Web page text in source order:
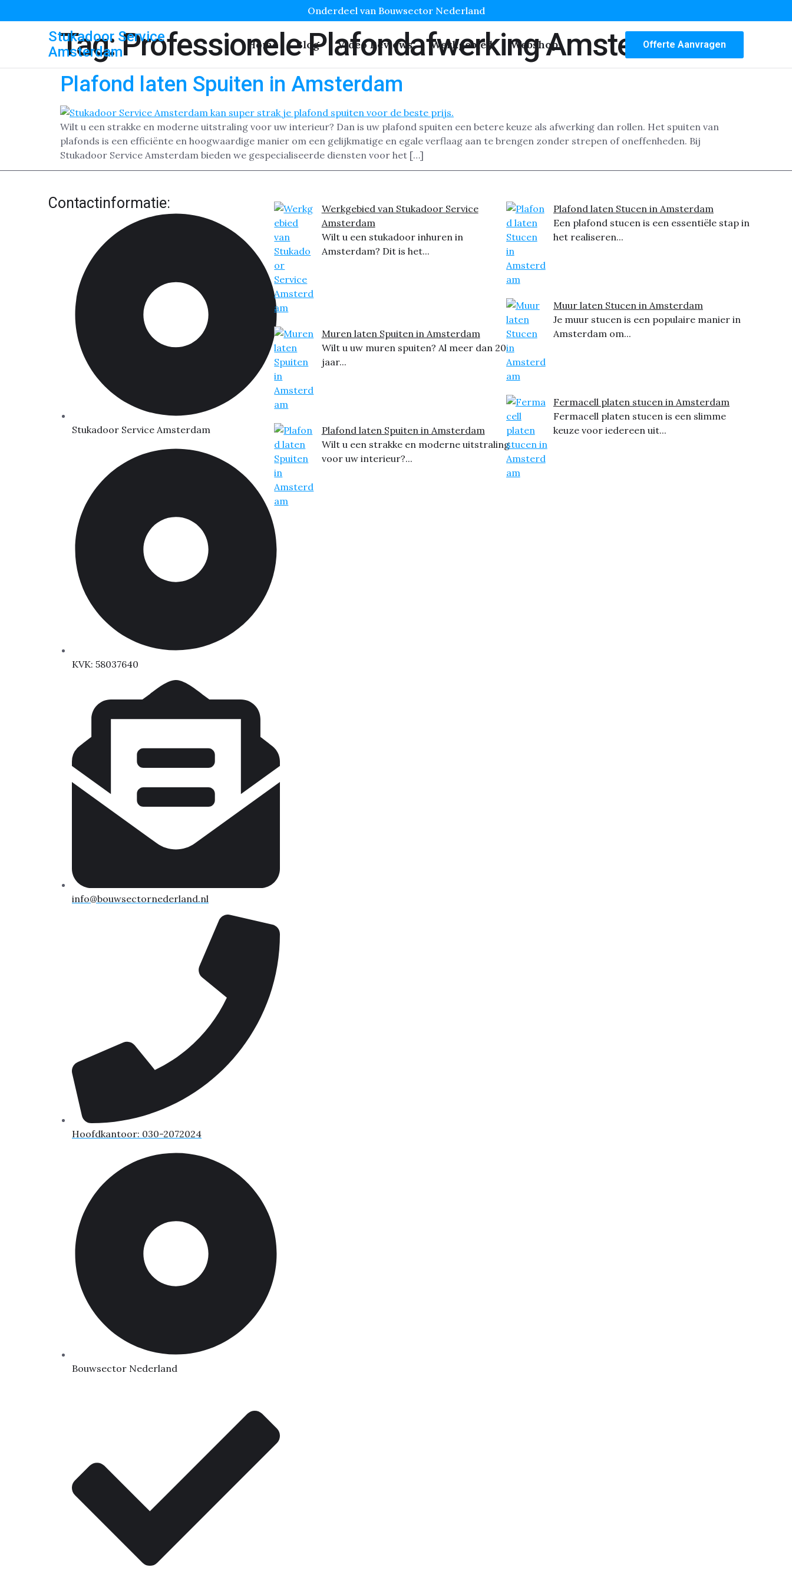
Onderdeel van Bouwsector Nederland
Stukadoor Service
Amsterdam
Home Blog Video Reviews Werkgebied Webshop Offerte Aanvragen
Tag:Professionele Plafondafwerking Amsterdam
Plafond laten Spuiten in Amsterdam
Wilt u een strakke en moderne uitstraling voor uw interieur? Dan is uw plafond spuiten een betere keuze als afwerking dan rollen. Het spuiten van
plafonds is een efficiënte en hoogwaardige manier om een gelijkmatige en egale verflaag aan te brengen zonder strepen of oneffenheden. Bij
Stukadoor Service Amsterdam bieden we gespecialiseerde diensten voor het […]
Contactinformatie:
Stukadoor Service Amsterdam
KVK: 58037640
info@bouwsectornederland.nl
Hoofdkantoor: 030-2072024
Bouwsector Nederland
Werkgebied van Stukadoor Service
Amsterdam
Wilt u een stukadoor inhuren in
Amsterdam? Dit is het...
Muren laten Spuiten in Amsterdam
Wilt u uw muren spuiten? Al meer dan 20
jaar...
Plafond laten Spuiten in Amsterdam
Wilt u een strakke en moderne uitstraling
voor uw interieur?...
Plafond laten Stucen in Amsterdam
Een plafond stucen is een essentiële stap in
het realiseren...
Muur laten Stucen in Amsterdam
Je muur stucen is een populaire manier in
Amsterdam om...
Fermacell platen stucen in Amsterdam
Fermacell platen stucen is een slimme
keuze voor iedereen uit...